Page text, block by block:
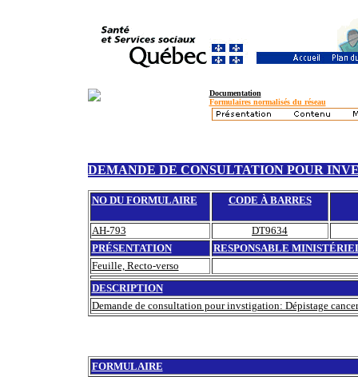
Documentation
Formulaires normalisés du réseau
DEMANDE DE CONSULTATION POUR
NO DU FORMULAIRE CODE À BARRES
AH-793
DT9634
PRÉSENTATION
RESPONSABLE
Feuille, Recto-verso
DESCRIPTION
Demande de consultation pour invstigation: Dépistage
FORMULAIRE